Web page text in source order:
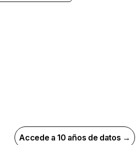
Accede a 10 años de datos →